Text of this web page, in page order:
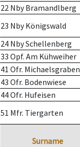
22 Nby Bramandlberg
23 Nby Königswald
24 Nby Schellenberg
33 Opf. Am Kühweiher
41 Ofr. Michaelsgraben
43 Ofr. Bodenwiese
44 Ofr. Hufeisen
51 Mfr. Tiergarten
Surname